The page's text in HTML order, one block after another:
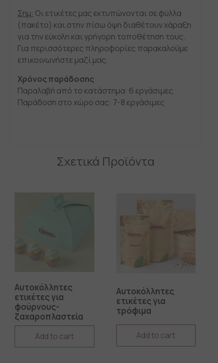
Σημ: Οι ετικέτες μας εκτυπώνονται σε φύλλα
(πακέτο) και στην πίσω όψη διαθέτουν χάραξη
για την εύκολη και γρήγορη τοποθέτηση τους.
Για περισσότερες πληροφορίες παρακαλούμε
επικοινωνήστε μαζί μας.
Χρόνος παράδοσης
Παραλαβή από το κατάστημα: 6 εργάσιμες
Παράδοση στο χώρο σας: 7-8 εργάσιμες
Σχετικά Προϊόντα
Αυτοκόλλητες
ετικέτες για
φούρνους-
ζαχαροπλαστεία
Add to cart
Αυτοκόλλητες
ετικέτες για
τρόφιμα
Add to cart